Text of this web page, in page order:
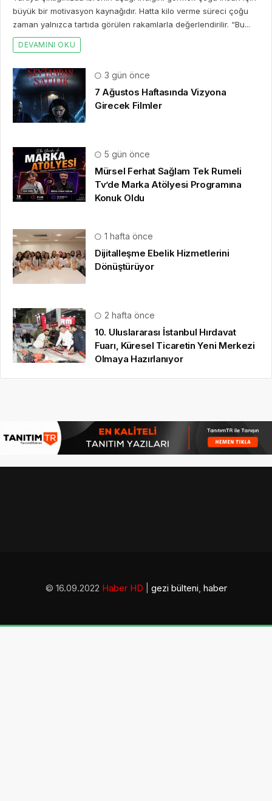
büyük bir motivasyon kaynağıdır. Hatta kilo verme süreci çoğu
zaman yalnızca tartıda görülen rakamlarla değerlendirilir. “Bu...
DEVAMINI OKU
3 gün önce
7 Ağustos Haftasında Vizyona
Girecek Filmler
5 gün önce
Mürsel Ferhat Sağlam Tek Rumeli
Tv’de Marka Atölyesi Programına
Konuk Oldu
1 hafta önce
Dijitalleşme Ebelik Hizmetlerini
Dönüştürüyor
2 hafta önce
10. Uluslararası İstanbul Hırdavat
Fuarı, Küresel Ticaretin Yeni Merkezi
Olmaya Hazırlanıyor
© 16.09.2022 Haber HD gezi bülteni, haber